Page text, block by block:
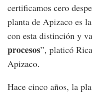
certificamos cero
planta de Apizaco es
con esta distinción y
procesos”, platicó
Apizaco.
Hace cinco años, la